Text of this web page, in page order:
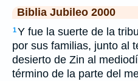
Biblia Jubileo 2000
1Y fue la suerte de la
por sus familias, junto al
desierto de Zin al
término de la parte del